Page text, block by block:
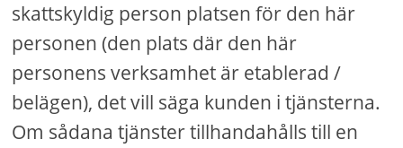
skattskyldig person platsen för den här
personen (den plats där den här
personens verksamhet är etablerad /
belägen), det vill säga kunden i tjänsterna.
Om sådana tjänster tillhandahålls till en